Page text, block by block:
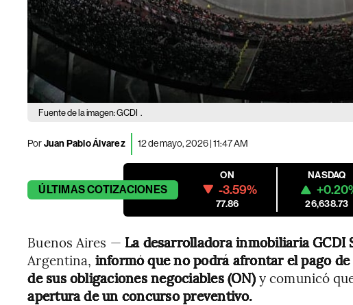
Fuente de la imagen: GCDI .
PorJuan Pablo Álvarez 12 de mayo, 2026 | 11:47 AM
ÚLTIMASCOTIZACIONES
ON
-3.59%
77.86
NASDAQ
26,638.73
Buenos Aires — La desarrolladora inmobiliaria GCDI
Argentina, informó que no podrá afrontar el pago
de sus obligaciones negociables (ON)y comunicó
apertura de un concurso preventivo.